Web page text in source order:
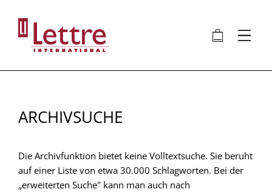
Inhalt
🛍 ⋮
ARCHIVSUCHE
Die Archivfunktion bietet keine Volltextsuche. Sie beruht
auf einer Liste von etwa 30.000 Schlagworten. Bei der
„erweiterten Suche" kann man auch nach